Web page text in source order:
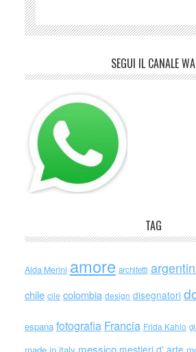
SEGUI IL CANALE WA
TAG
Alda Merini amore architetti
chile cile colombia design disegnatori
espana fotografia Francia Frida Kahlo
messico mestieri d' arte